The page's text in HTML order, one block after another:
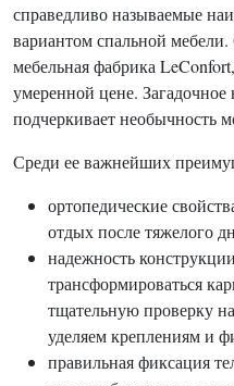
справедливо называемые
вариантом спальной
мебельная фабрика
умеренной цене.
подчеркивает необычность
Среди ее важнейших
ортопедические
отдых после тяжелого
надежность
трансформироваться
тщательную проверку
уделяем креплениям и
правильная фиксация